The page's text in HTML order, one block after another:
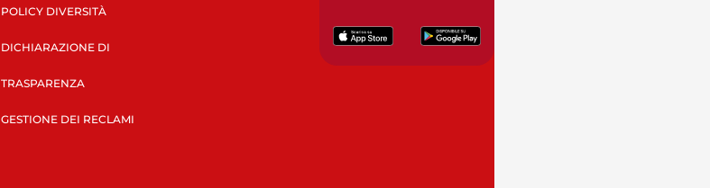
POLICY DIVERSITÀ
DICHIARAZIONE DI
TRASPARENZA
GESTIONE DEI RECLAMI